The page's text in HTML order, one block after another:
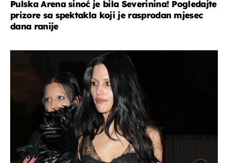
Pulska Arena sinoć je bila Severinina! Pogledajte
prizore sa spektakla koji je rasprodan mjesec
dana ranije